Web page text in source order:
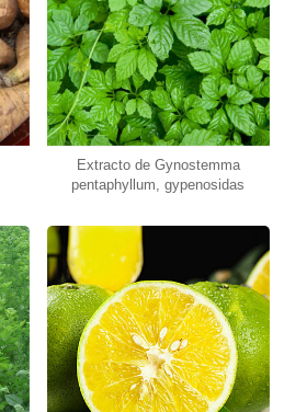
Extracto de Gynostemma
pentaphyllum, gypenosidas